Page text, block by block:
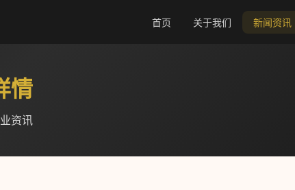
首页 关于我们 新闻资讯
情
资讯